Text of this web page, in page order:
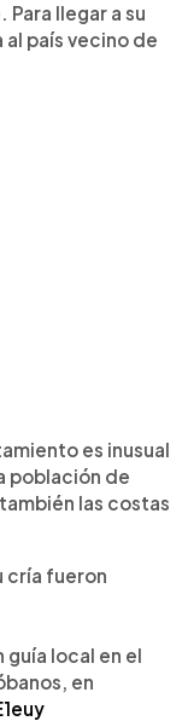
llegar a su
país vecino de
es inusual
población de
las costas
cría fueron
local en el
en